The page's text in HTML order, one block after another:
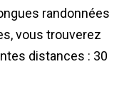
randonnées
vous trouverez
distances : 30